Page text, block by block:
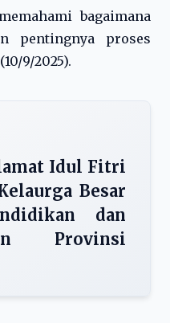
bagaimana
pentingnya proses
9/2025).
Idul Fitri
Besar
dan
Provinsi